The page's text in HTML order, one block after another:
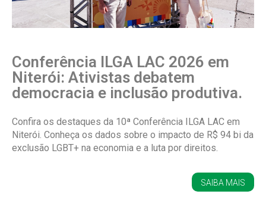
Conferência ILGA LAC 2026 em
Niterói: Ativistas debatem
democracia e inclusão produtiva.
Confira os destaques da 10ª Conferência ILGA LAC em
Niterói. Conheça os dados sobre o impacto de R$ 94 bi da
exclusão LGBT+ na economia e a luta por direitos.
SAIBA MAIS